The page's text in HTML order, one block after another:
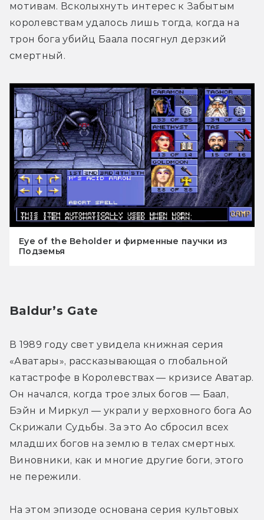
мотивам. Всколыхнуть интерес к Забытым
королевствам удалось лишь тогда, когда на
трон бога убийц Баала посягнул дерзкий
смертный.
Eye of the Beholder и фирменные паучки из
Подземья
Baldur’s Gate
В 1989 году свет увидела книжная серия
«Аватары», рассказывающая о глобальной
катастрофе в Королевствах — кризисе Аватар.
Он начался, когда трое злых богов — Баал,
Бэйн и Миркул — украли у верховного бога Ао
Скрижали Судьбы. За это Ао сбросил всех
младших богов на землю в телах смертных.
Виновники, как и многие другие боги, этого
не пережили.
На этом эпизоде основана серия культовых